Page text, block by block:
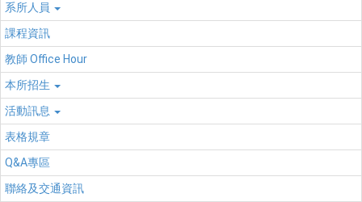
系所人員
課程資訊
教師 Office Hour
本所招生
活動訊息
表格規章
Q&A專區
聯絡及交通資訊